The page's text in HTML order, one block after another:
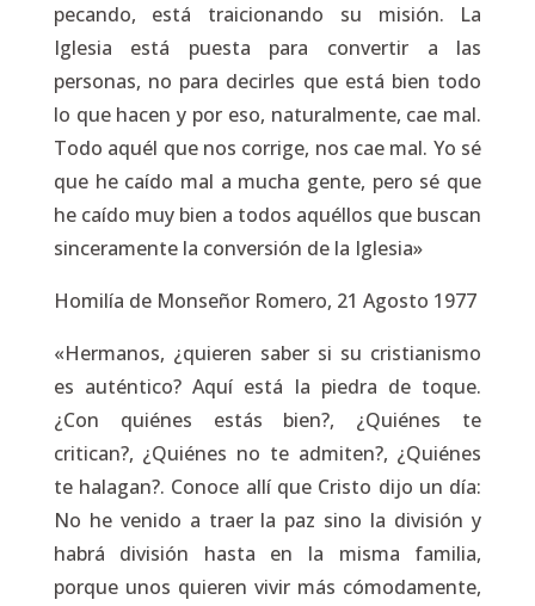
pecando, está traicionando su misión. La
Iglesia está puesta para convertir a las
personas, no para decirles que está bien todo
lo que hacen y por eso, naturalmente, cae mal.
Todo aquél que nos corrige, nos cae mal. Yo sé
que he caído mal a mucha gente, pero sé que
he caído muy bien a todos aquéllos que buscan
sinceramente la conversión de la Iglesia»
Homilía de Monseñor Romero, 21 Agosto 1977
«Hermanos, ¿quieren saber si su cristianismo
es auténtico? Aquí está la piedra de toque.
¿Con quiénes estás bien?, ¿Quiénes te
critican?, ¿Quiénes no te admiten?, ¿Quiénes
te halagan?. Conoce allí que Cristo dijo un día:
No he venido a traer la paz sino la división y
habrá división hasta en la misma familia,
porque unos quieren vivir más cómodamente,